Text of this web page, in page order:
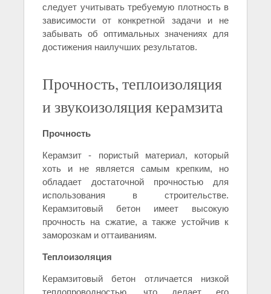
следует учитывать требуемую плотность в
зависимости от конкретной задачи и не
забывать об оптимальных значениях для
достижения наилучших результатов.
Прочность, теплоизоляция
и звукоизоляция керамзита
Прочность
Керамзит - пористый материал, который
хоть и не является самым крепким, но
обладает достаточной прочностью для
использования в строительстве.
Керамзитовый бетон имеет высокую
прочность на сжатие, а также устойчив к
заморозкам и оттаиваниям.
Теплоизоляция
Керамзитовый бетон отличается низкой